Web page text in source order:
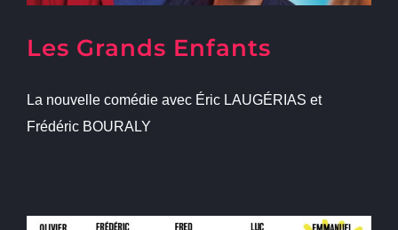
Les Grands Enfants
La nouvelle comédie avec Éric LAUGÉRIAS et
Frédéric BOURALY